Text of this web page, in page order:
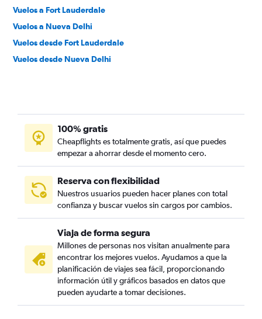
Vuelos a Fort Lauderdale
Vuelos a Nueva Delhi
Vuelos desde Fort Lauderdale
Vuelos desde Nueva Delhi
100% gratis
Cheapflights es totalmente gratis, así que puedes
empezar a ahorrar desde el momento cero.
Reserva con flexibilidad
Nuestros usuarios pueden hacer planes con total
confianza y buscar vuelos sin cargos por cambios.
Viaja de forma segura
Millones de personas nos visitan anualmente para
encontrar los mejores vuelos. Ayudamos a que la
planificación de viajes sea fácil, proporcionando
información útil y gráficos basados en datos que
pueden ayudarte a tomar decisiones.